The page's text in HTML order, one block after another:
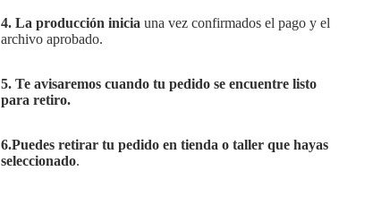
4. La producción inicia una vez confirmados el pago y el
archivo aprobado.
5. Te avisaremos cuando tu pedido se encuentre listo
para retiro.
6.Puedes retirar tu pedido en tienda o taller que hayas
seleccionado.